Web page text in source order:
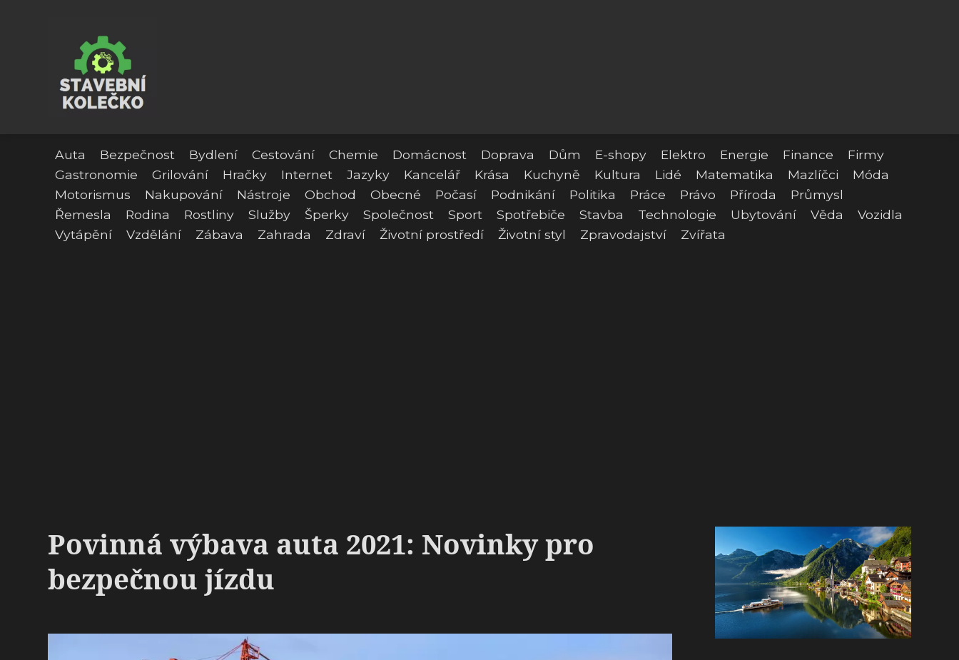
Auta Bezpečnost Bydlení Cestování Chemie Domácnost Doprava Dům E-shopy Elektro Energie Finance
Firmy
Gastronomie
Grilování Hračky Internet Jazyky Kancelář Krása Kuchyně Kultura Lidé Matematika Mazlíčci
Móda
Motorismus
Nakupování Nástroje Obchod Obecné Počasí Podnikání Politika Práce Právo Příroda
Průmysl
Řemesla
Rodina Rostliny Služby Šperky Společnost Sport Spotřebiče Stavba Technologie Ubytování Věda
Vozidla
Vytápění
Vzdělání Zábava Zahrada Zdraví Životní prostředí Životní styl Zpravodajství Zvířata
Povinná výbava auta 2021: Novinky pro
bezpečnou jízdu